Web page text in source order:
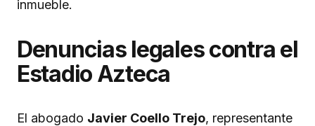
inmueble.
Denuncias legales contra el
Estadio Azteca
El abogado Javier Coello Trejo, representante